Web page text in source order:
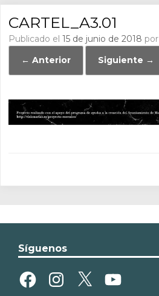
CARTEL_A3.01
Publicado el15 de junio de 2018 por
← Anterior
Siguiente →
Síguenos
FacebookInstagram
X YouTube